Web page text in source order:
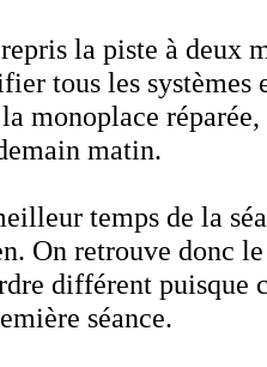
la piste à deux
tous les systèmes
monoplace
matin.
temps de la
On retrouve donc
différent puisque
séance.